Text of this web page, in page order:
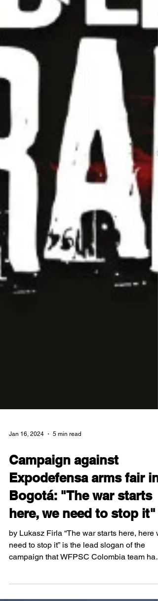
Campaign against
Expodefensa arms fair in
Bogotá: "The war starts
here, we need to stop it"
by Lukasz Firla “The war starts here, here
need to stop it” is the lead slogan of the
joined and...